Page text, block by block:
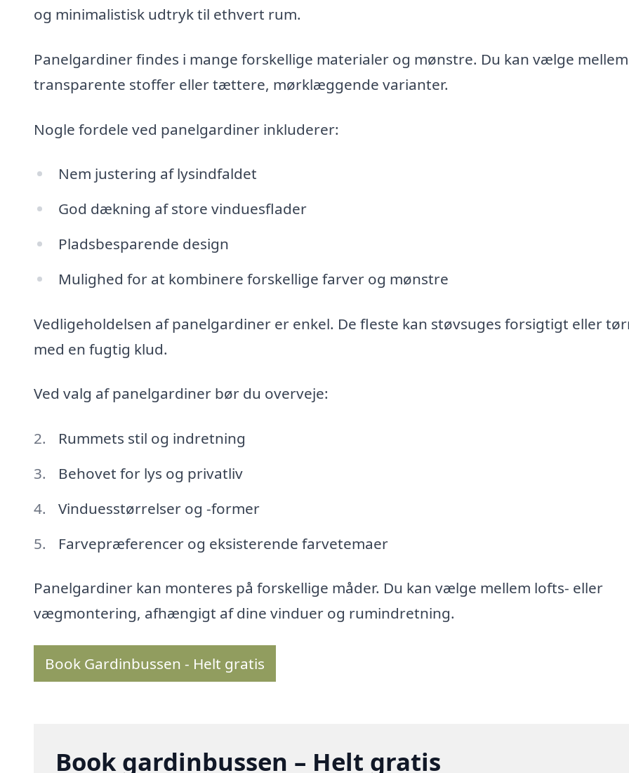
og minimalistisk udtryk til ethvert rum.
Panelgardiner findes i mange forskellige materialer og mønstre. Du kan vælge
transparente stoffer eller tættere, mørklæggende varianter.
Nogle fordele ved panelgardiner inkluderer:
Nem justering af lysindfaldet
God dækning af store vinduesflader
Pladsbesparende design
Mulighed for at kombinere forskellige farver og mønstre
Vedligeholdelsen af panelgardiner er enkel. De fleste kan støvsuges forsigtigt eller
med en fugtig klud.
Ved valg af panelgardiner bør du overveje:
Rummets stil og indretning
Behovet for lys og privatliv
Vinduesstørrelser og -former
Farvepræferencer og eksisterende farvetemaer
Panelgardiner kan monteres på forskellige måder. Du kan vælge mellem lofts- eller
vægmontering, afhængigt af dine vinduer og rumindretning.
Book Gardinbussen - Helt gratis
Book gardinbussen – Helt gratis